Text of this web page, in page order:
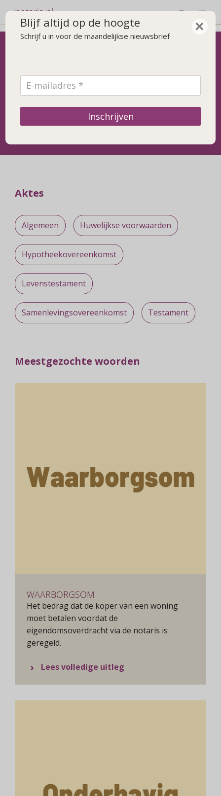
notaris.nl
Aktes
Algemeen Huwelijkse voorwaarden
Hypotheekovereenkomst
Levenstestament
Samenlevingsovereenkomst Testament
Meestgezochte woorden
WAARBORGSOM
Het bedrag dat de koper van een woning
moet betalen voordat de
eigendomsoverdracht via de notaris is
geregeld.
Lees volledige uitlegover Waarborgsom
×
Blijf altijd op de hoogte
Schrijf u in voor de maandelijkse nieuwsbrief
Inschrijven